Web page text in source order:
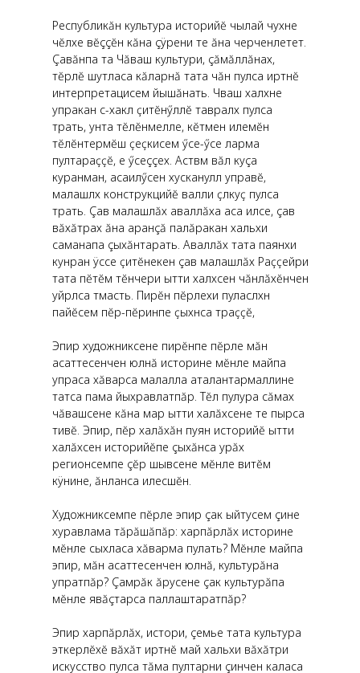
Республикăн культура историйĕ чылай чухне
чĕлхе вĕççĕн кăна çÿрени те ăна черченлетет.
Çавăнпа та Чăваш культури, çăмăллăнах,
тĕрлĕ шутласа кăларнă тата чăн пулса иртнĕ
интерпретацисем йышăнать. Чӑваш халӑхне
упракан ӑс-хакӑл ҫитĕнӳллӗ тавралӑх пулса
тӑрать, унта тĕлĕнмелле, кӗтмен илемӗн
тӗлӗнтермӗш ҫеҫкисем ӳсе-ӳсе ларма
пултараҫҫӗ, е ӳсеççех. Астӑвӑм вăл куçа
куранман‚ асаилӳсен хускануллӑ управӗ‚
малашлӑх конструкцийĕ валли ҫӑлкуҫ пулса
тӑрать. Çав малашлăх аваллăха аса илсе, çав
вăхăтрах ăна аранçă палăракан хальхи
саманапа çыхăнтарать. Аваллăх тата паянхи
кунран ÿссе ҫитӗнекен çав малашлăх Раҫҫейри
тата пӗтӗм тӗнчери ытти халӑхсен чăнлăхĕнчен
уйрӑлса тӑмасть. Пирӗн пӗрлехи пуласлӑхӑн
пайӗсем пӗр-пӗринпе ҫыхӑнса тӑраҫҫӗ,
Эпир художниксене пирĕнпе пĕрле мăн
асаттесенчен юлнă историне мĕнле майпа
упраса хăварса малалла аталантармаллине
татса пама йыхравлатпăр. Тĕл пулура сăмах
чăвашсене кăна мар ытти халăхсене те пырса
тивĕ. Эпир, пĕр халăхăн пуян историйĕ ытти
халăхсен историйĕпе çыхăнса урăх
регионсемпе çĕр шывсене мĕнле витĕм
кÿнине, ăнланса илесшĕн.
Художниксемпе пĕрле эпир çак ыйтусем çине
хуравлама тăрăшăпăр: харпăрлăх историне
мĕнле сыхласа хăварма пулать? Мĕнле майпа
эпир, мăн асаттесенчен юлнă, культурăна
упратпăр? Çамрăк ăрусене çак культурăпа
мĕнле явăçтарса паллаштаратпăр?
Эпир харпăрлăх, истори, çемье тата культура
эткерлĕхĕ вăхăт иртнĕ май хальхи вăхăтри
искусство пулса тăма пултарни çинчен каласа